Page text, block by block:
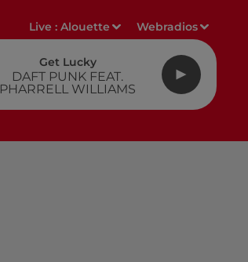
Live :Alouette Webradios
Get Lucky
DAFT PUNK FEAT.
PHARRELL WILLIAMS